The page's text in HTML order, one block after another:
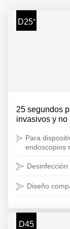
D25⁺
25 segundos
invasivos y no
Para
endoscopios
Diseño
D45